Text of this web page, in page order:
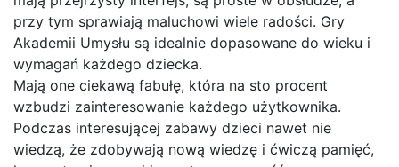
przy tym sprawiają maluchowi wiele radości. Gry
Akademii Umysłu są idealnie dopasowane do wieku i
wymagań każdego dziecka.
Mają one ciekawą fabułę, która na sto procent
wzbudzi zainteresowanie każdego użytkownika.
Podczas interesującej zabawy dzieci nawet nie
wiedzą, że zdobywają nową wiedzę i ćwiczą pamięć,